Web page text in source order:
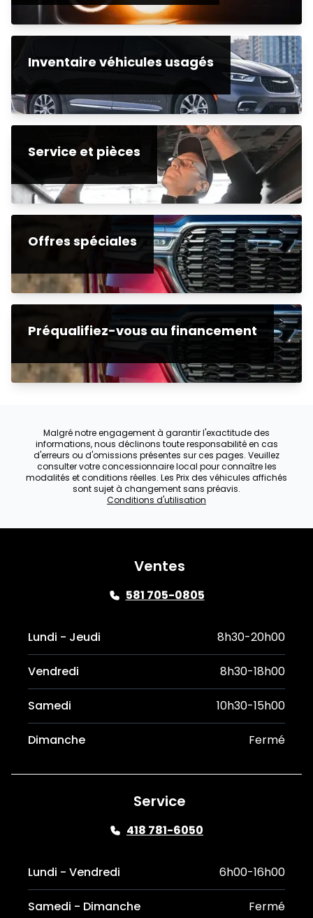
Inventaire véhicules usagés
Service et pièces
Offres spéciales
Préqualifiez-vous au financement
Malgré notre engagement à garantir l'exactitude des
informations, nous déclinons toute responsabilité en cas
d'erreurs ou d'omissions présentes sur ces pages. Veuillez
consulter votre concessionnaire local pour connaître les
modalités et conditions réelles. Les Prix des véhicules affichés
sont sujet à changement sans préavis.
Conditions d'utilisation
Ventes
581 705-0805
Lundi - Jeudi 8h30-20h00
Vendredi 8h30-18h00
Samedi 10h30-15h00
Dimanche Fermé
Service
418 781-6050
Lundi - Vendredi 6h00-16h00
Samedi - Dimanche Fermé